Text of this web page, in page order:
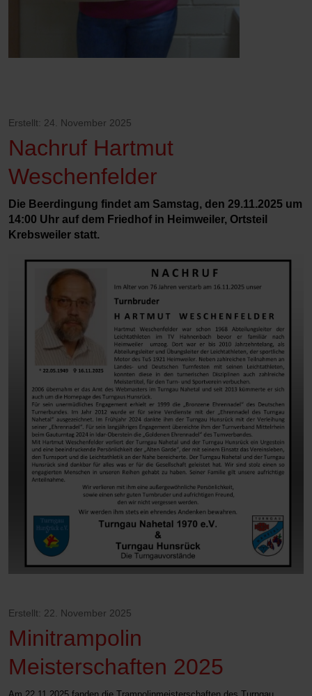
Erstellt: 24. November 2025
Nachruf Hartmut
Weschenfelder
Die Beerdingung findet am Samstag, den 29.11.2025 um
14:00 Uhr auf dem Friedhof in Heimweiler, Ortsteil
Krebsweiler statt.
Erstellt: 22. November 2025
Minitrampolin
Meisterschaften 2025